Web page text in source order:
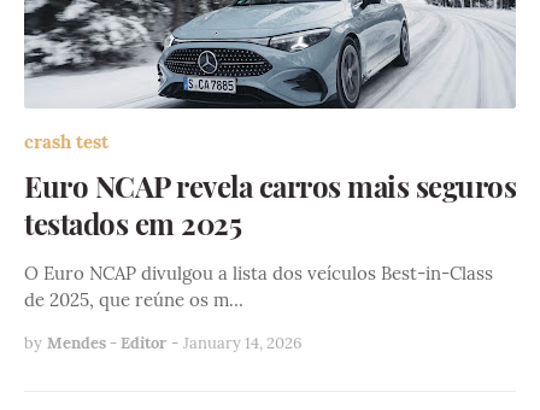
crash test
Euro NCAP revela carros mais seguros
testados em 2025
O Euro NCAP divulgou a lista dos veículos Best-in-Class
de 2025, que reúne os m…
by Mendes - Editor - January 14, 2026